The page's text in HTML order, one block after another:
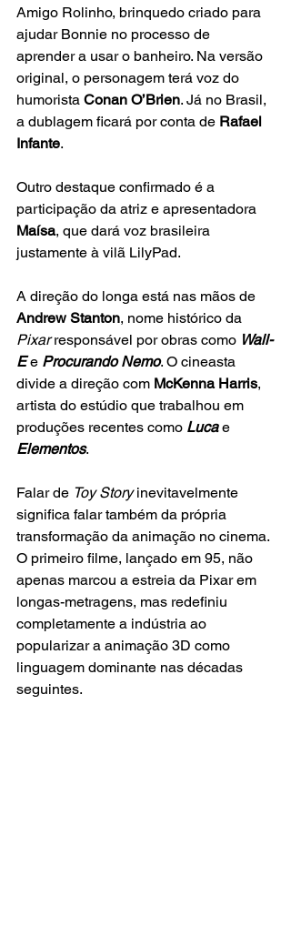
Amigo Rolinho, brinquedo criado para
ajudar Bonnie no processo de
aprender a usar o banheiro. Na versão
original, o personagem terá voz do
humorista Conan O’Brien. Já no Brasil,
a dublagem ficará por conta de Rafael
Infante.
Outro destaque confirmado é a
participação da atriz e apresentadora
Maísa, que dará voz brasileira
justamente à vilã LilyPad.
A direção do longa está nas mãos de
Andrew Stanton, nome histórico da
Pixar responsável por obras como Wall-
E e Procurando Nemo. O cineasta
divide a direção com McKenna Harris,
artista do estúdio que trabalhou em
produções recentes como Luca e
Elementos.
Falar de Toy Story inevitavelmente
significa falar também da própria
transformação da animação no cinema.
O primeiro filme, lançado em 95, não
apenas marcou a estreia da Pixar em
longas-metragens, mas redefiniu
completamente a indústria ao
popularizar a animação 3D como
linguagem dominante nas décadas
seguintes.